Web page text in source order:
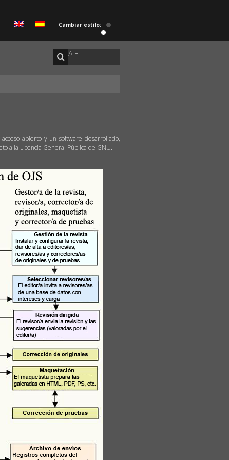
Cambiar estilo:
A F T
abierto y un software desarrollado,
a la Licencia General Pública de GNU.